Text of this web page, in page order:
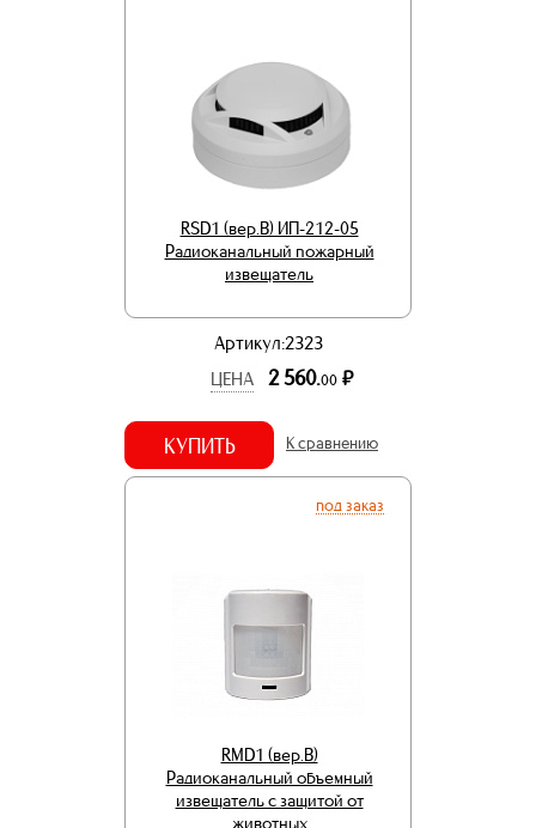
RSD1 (вер.В) ИП-212-05
Радиоканальный пожарный
извещатель
Артикул:2323
ЦЕНА
2 560.00 р.
КУПИТЬ К сравнению
под заказ
RMD1 (вер.В)
Радиоканальный объемный
извещатель с защитой от
животных